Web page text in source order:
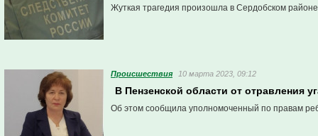
Жуткая трагедия произошла в Сердобском
Проиcшествия 10 марта 2023, 09:12
В Пензенской области от отравления
Об этом сообщила уполномоченный по правам